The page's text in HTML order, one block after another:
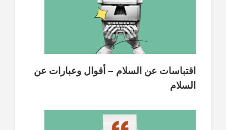
اقتباسات عن السلام – أقوال وعبارات عن
السلام